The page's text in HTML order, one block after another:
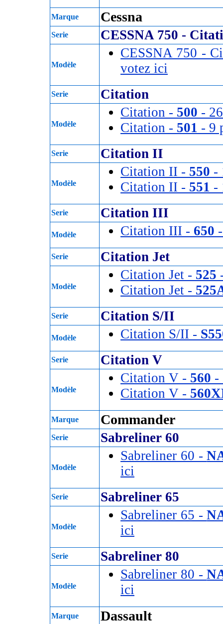
Marque Cessna
Serie CESSNA 750 -
Modèle
CESSNA 750 -
votez ici
Serie Citation
Modèle
Citation - 500 -
Citation - 501 - 9
Serie Citation II
Modèle
Citation II - 550 -
Citation II - 551 -
Serie Citation III
Modèle Citation III - 650
Serie Citation Jet
Modèle
Citation Jet - 525
Citation Jet -
Serie Citation S/II
Modèle Citation S/II -
Serie Citation V
Modèle
Citation V - 560 -
Citation V -
Marque Commander
Serie Sabreliner 60
Modèle
Sabreliner 60 -
ici
Serie Sabreliner 65
Modèle
Sabreliner 65 -
ici
Serie Sabreliner 80
Modèle
Sabreliner 80 -
ici
Marque Dassault